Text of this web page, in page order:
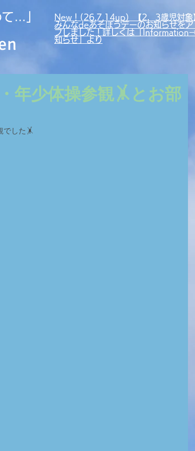
…」
New！(26.7.14up）【2，3歳児対象
みんなdeあそぼうデーのお知らせをア
プしました！詳しくは「
知らせ」より
年少体操参観🤸とお部
でした🤸